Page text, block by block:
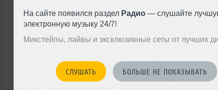
На сайте появился раздел Радио — слушайте
электронную музыку 24/7!
Микстейпы, лайвы и эксклюзивные сеты от лучших
СЛУШАТЬ БОЛЬШЕ НЕ ПОКАЗЫВАТЬ
ЗАРЕГИСТРИРУЙТЕСЬ
Или